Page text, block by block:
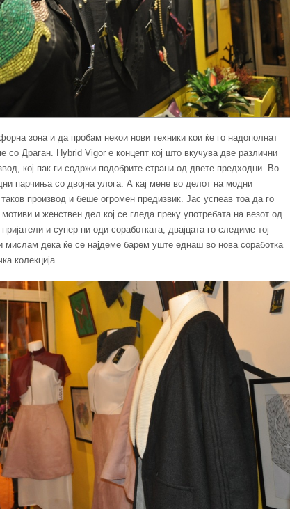
зона и да пробам некои нови техники кои ќе го надополнат
со Драган. Hybrid Vigor е концепт кој што вкучува две различни
кој пак ги содржи подобрите страни од двете предходни. Во
парчиња со двојна улога. А кај мене во делот на модни
производ и беше огромен предизвик. Јас успеав тоа да го
и женствен дел кој се гледа преку употребата на везот од
и супер ни оди соработката, двајцата го следиме тој
мислам дека ќе се најдеме барем уште еднаш во нова соработка
колекција.